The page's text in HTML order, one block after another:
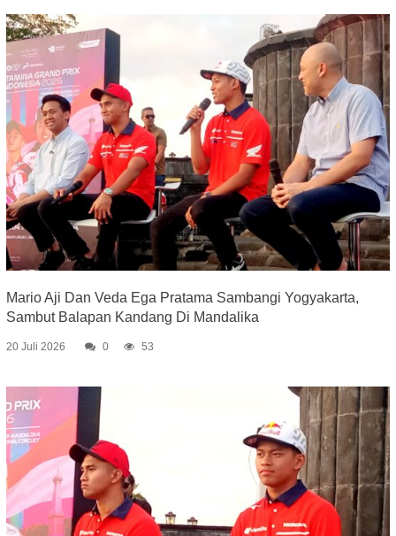
Mario Aji Dan Veda Ega Pratama Sambangi Yogyakarta,
Sambut Balapan Kandang Di Mandalika
20 Juli 2026 0 53